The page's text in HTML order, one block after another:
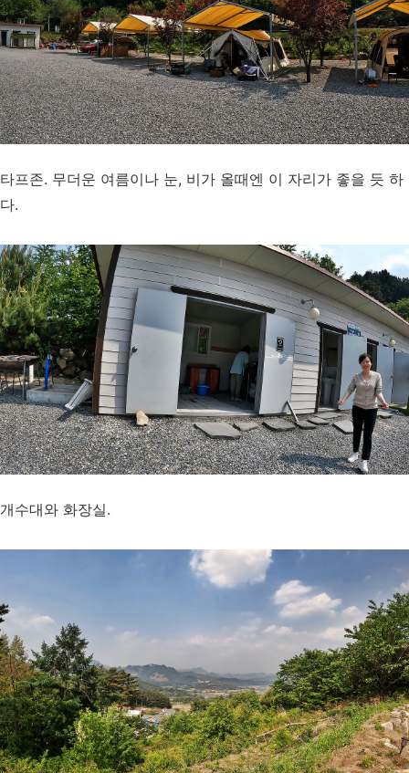
타프존. 무더운 여름이나 눈, 비가 올때엔 이 자리가 좋을 듯 하
다.
개수대와 화장실.